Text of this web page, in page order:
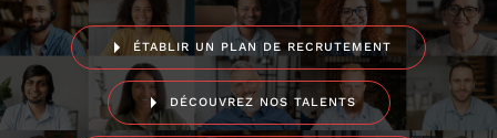
ÉTABLIR UN PLAN DE RECRUTEMENT
DÉCOUVREZ NOS TALENTS